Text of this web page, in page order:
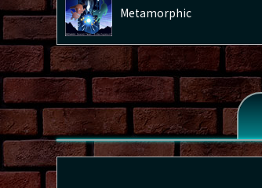
Metamorphic